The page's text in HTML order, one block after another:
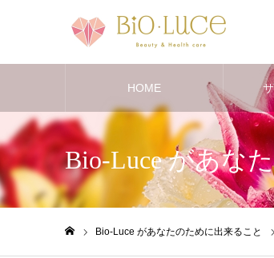
HOME
Bio-Luce があな
Bio-Luce があなたのために出来ること